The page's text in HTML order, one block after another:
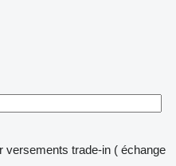
versements trade-in ( échange